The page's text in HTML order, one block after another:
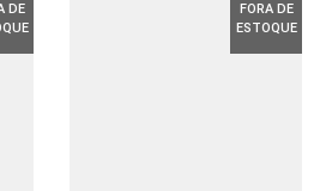
DE
FORA DE
ESTOQUE